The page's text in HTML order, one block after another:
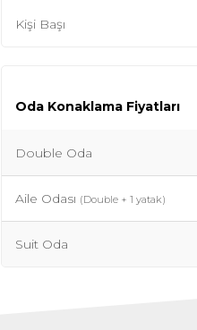
Kişi Başı
Oda Konaklama Fiyatları
Double Oda
Aile Odası (Double + 1 yatak)
Suit Oda